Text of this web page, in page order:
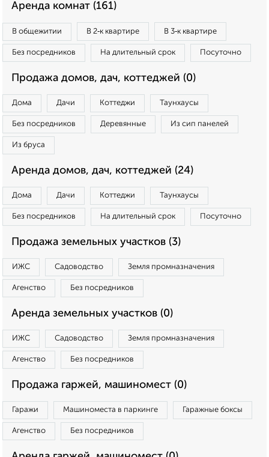
Аренда комнат (161)
В общежитии В 2‑к квартире В 3‑к квартире
Без посредников На длительный срок Посуточно
Продажа домов, дач, коттеджей (0)
Дома Дачи Коттеджи Таунхаусы
Без посредников Деревянные Из сип панелей
Из бруса
Аренда домов, дач, коттеджей (24)
Дома Дачи Коттеджи Таунхаусы
Без посредников На длительный срок Посуточно
Продажа земельных участков (3)
ИЖС Садоводство Земля промназначения
Агенство Без посредников
Аренда земельных участков (0)
ИЖС Садоводство Земля промназначения
Агенство Без посредников
Продажа гаржей, машиномест (0)
Гаражи Машиноместа в паркинге Гаражные боксы
Агенство Без посредников